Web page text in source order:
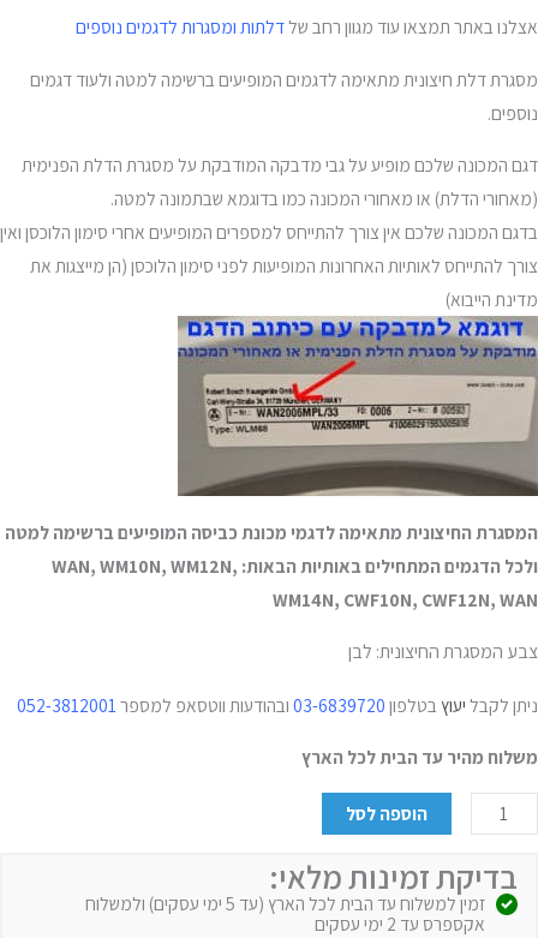
אצלנו באתר תמצאו עוד מגוון רחב שלדלתות ומסגרות לדגמים נוספים
מסגרת דלת חיצונית מתאימה לדגמים המופיעים ברשימה למטה ולעוד דגמים
נוספים.
דגם המכונה שלכם מופיע על גבי מדבקה המודבקת על מסגרת הדלת הפנימית
(מאחורי הדלת) או מאחורי המכונה כמו בדוגמא שבתמונה למטה.
בדגם המכונה שלכם אין צורך להתייחס למספרים המופיעים אחרי סימון הלוכסן ואין
צורך להתייחס לאותיות האחרונות המופיעות לפני סימון הלוכסן (הן מייצגות את
מדינת הייבוא)
המסגרת החיצונית מתאימה לדגמי מכונת כביסה המופיעים ברשימה למטה
ולכל הדגמים המתחילים באותיות הבאות: WAN, WM10N, WM12N,
WM14N, CWF10N, CWF12N, WAN
צבע המסגרת החיצונית: לבן
ניתן לקבל יעוץ בטלפון 03-6839720 ובהודעות ווטסאפ למספר 052-3812001
משלוח מהיר עד הבית לכל הארץ
הוספה לסל
בדיקת זמינות מלאי:
זמין למשלוח עד הבית לכל הארץ (עד 5 ימי עסקים) ולמשלוח
אקספרס עד 2 ימי עסקים